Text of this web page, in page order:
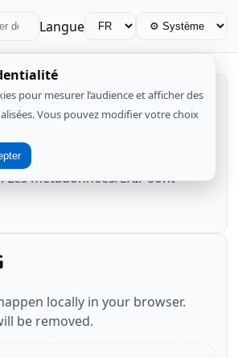
Langue
pour mesurer l’audience et afficher des
Vous pouvez modifier votre choix
en PNG localement dans
Les métadonnées/EXIF sont
locally in your browser.
be removed.